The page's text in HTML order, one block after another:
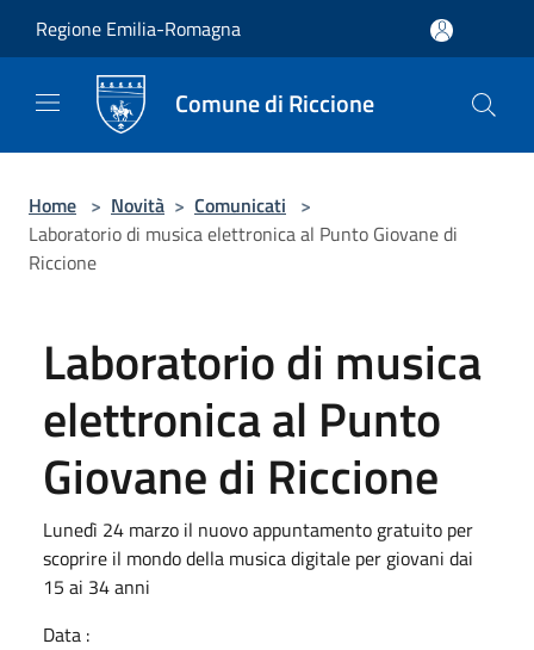
Regione Emilia-Romagna
Comune di Riccione
Home > Novità > Comunicati >
Laboratorio di musica elettronica al Punto Giovane di
Riccione
Laboratorio di musica
elettronica al Punto
Giovane di Riccione
Lunedì 24 marzo il nuovo appuntamento gratuito per
scoprire il mondo della musica digitale per giovani dai
15 ai 34 anni
Data :